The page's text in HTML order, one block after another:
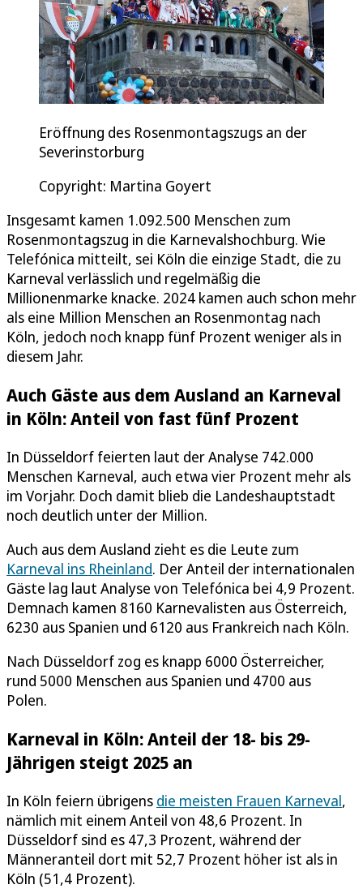
Eröffnung des Rosenmontagszugs an der
Severinstorburg
Copyright: Martina Goyert
Insgesamt kamen 1.092.500 Menschen zum
Rosenmontagszug in die Karnevalshochburg. Wie
Telefónica mitteilt, sei Köln die einzige Stadt, die zu
Karneval verlässlich und regelmäßig die
Millionenmarke knacke. 2024 kamen auch schon mehr
als eine Million Menschen an Rosenmontag nach
Köln, jedoch noch knapp fünf Prozent weniger als in
diesem Jahr.
Auch Gäste aus dem Ausland an Karneval
in Köln: Anteil von fast fünf Prozent
In Düsseldorf feierten laut der Analyse 742.000
Menschen Karneval, auch etwa vier Prozent mehr als
im Vorjahr. Doch damit blieb die Landeshauptstadt
noch deutlich unter der Million.
Auch aus dem Ausland zieht es die Leute zum
Karneval ins Rheinland. Der Anteil der internationalen
Gäste lag laut Analyse von Telefónica bei 4,9 Prozent.
Demnach kamen 8160 Karnevalisten aus Österreich,
6230 aus Spanien und 6120 aus Frankreich nach Köln.
Nach Düsseldorf zog es knapp 6000 Österreicher,
rund 5000 Menschen aus Spanien und 4700 aus
Polen.
Karneval in Köln: Anteil der 18- bis 29-
Jährigen steigt 2025 an
In Köln feiern übrigens die meisten Frauen Karneval,
nämlich mit einem Anteil von 48,6 Prozent. In
Düsseldorf sind es 47,3 Prozent, während der
Männeranteil dort mit 52,7 Prozent höher ist als in
Köln (51,4 Prozent).